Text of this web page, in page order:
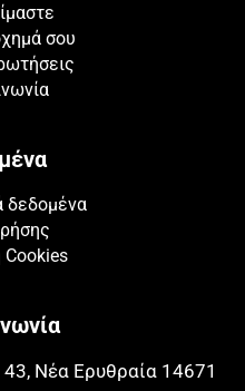
σου
δεδομένα
Cookies
Νέα Ερυθραία 14671​​